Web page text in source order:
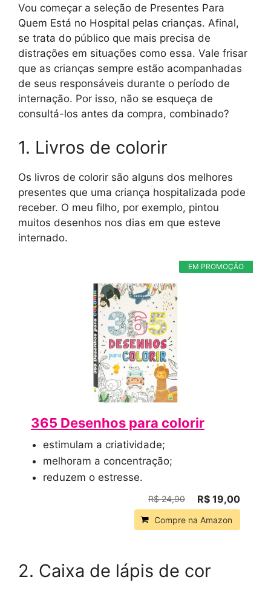
Vou começar a seleção de Presentes Para
Quem Está no Hospital pelas crianças. Afinal,
se trata do público que mais precisa de
distrações em situações como essa. Vale frisar
que as crianças sempre estão acompanhadas
de seus responsáveis durante o período de
internação. Por isso, não se esqueça de
consultá-los antes da compra, combinado?
1. Livros de colorir
Os livros de colorir são alguns dos melhores
presentes que uma criança hospitalizada pode
receber. O meu filho, por exemplo, pintou
muitos desenhos nos dias em que esteve
internado.
EM PROMOÇÃO
365 Desenhos para colorir
estimulam a criatividade;
melhoram a concentração;
reduzem o estresse.
R$ 24,90 R$ 19,00
Compre na Amazon
2. Caixa de lápis de cor